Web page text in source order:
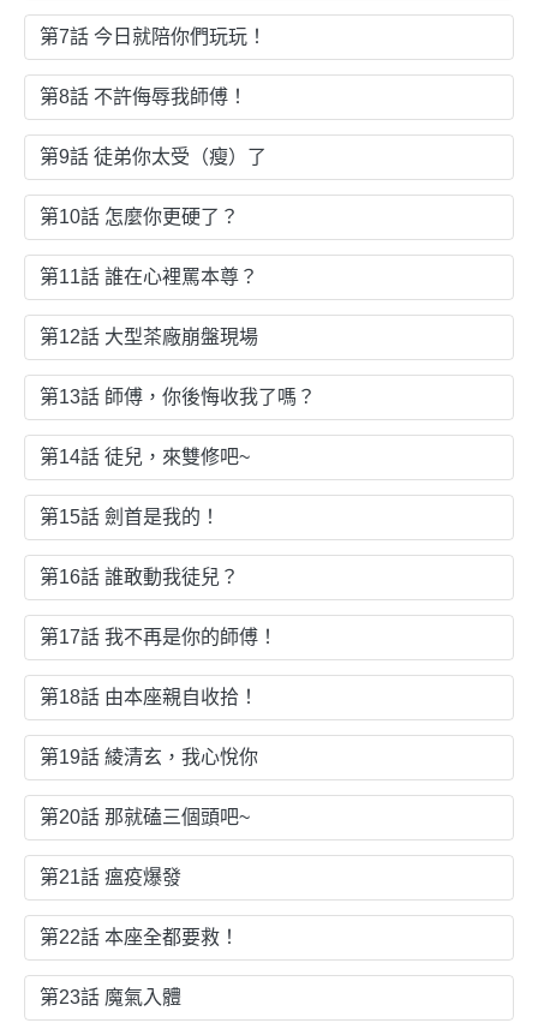
第7話 今日就陪你們玩玩！
第8話 不許侮辱我師傅！
第9話 徒弟你太受（瘦）了
第10話 怎麼你更硬了？
第11話 誰在心裡罵本尊？
第12話 大型茶廠崩盤現場
第13話 師傅，你後悔收我了嗎？
第14話 徒兒，來雙修吧~
第15話 劍首是我的！
第16話 誰敢動我徒兒？
第17話 我不再是你的師傅！
第18話 由本座親自收拾！
第19話 綾清玄，我心悅你
第20話 那就磕三個頭吧~
第21話 瘟疫爆發
第22話 本座全都要救！
第23話 魔氣入體